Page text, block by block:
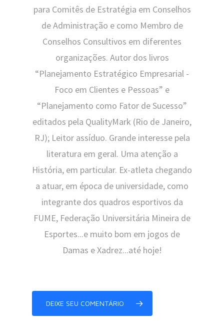
para Comitês de Estratégia em Conselhos
de Administração e como Membro de
Conselhos Consultivos em diferentes
organizações. Autor dos livros
“Planejamento Estratégico Empresarial -
Foco em Clientes e Pessoas” e
“Planejamento como Fator de Sucesso”
editados pela QualityMark (Rio de Janeiro,
RJ); Leitor assíduo. Grande interesse pela
literatura em geral. Uma atenção a
História, em particular. Ex-atleta chegando
a atuar, em época de universidade, como
integrante dos quadros esportivos da
FUME, Federação Universitária Mineira de
Esportes...e muito bom em jogos de
Damas e Xadrez...até hoje!
DEIXE SEU COMENTÁRIO